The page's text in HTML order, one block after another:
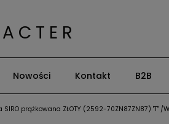
C T E R
Nowości Kontakt B2B
SIRO prążkowana ZŁOTY (2592-70ZN87ZN87) "T" /